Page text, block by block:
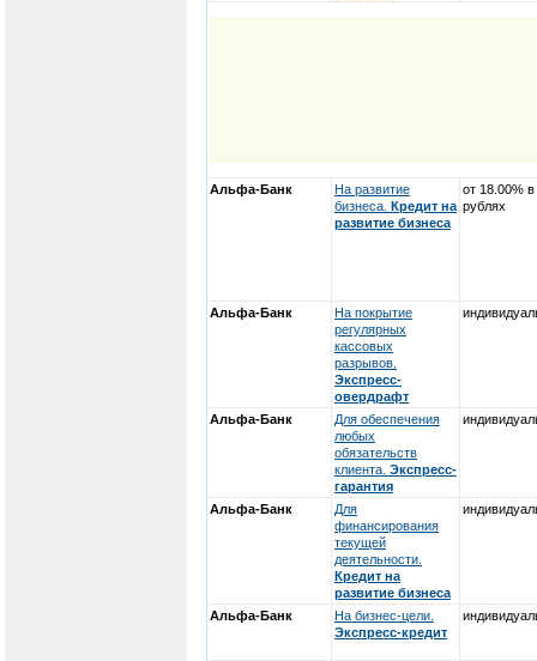
Альфа-Банк
На развитие
бизнеса. Кредит на
развитие бизнеса
от 18.00% в
рублях
Альфа-Банк
На покрытие
регулярных
кассовых
разрывов.
Экспресс-
овердрафт
Альфа-Банк
Для обеспечения
любых
обязательств
клиента. Экспресс-
гарантия
Альфа-Банк
Для
финансирования
текущей
деятельности.
Кредит на
развитие бизнеса
Альфа-Банк
На бизнес-цели.
Экспресс-кредит